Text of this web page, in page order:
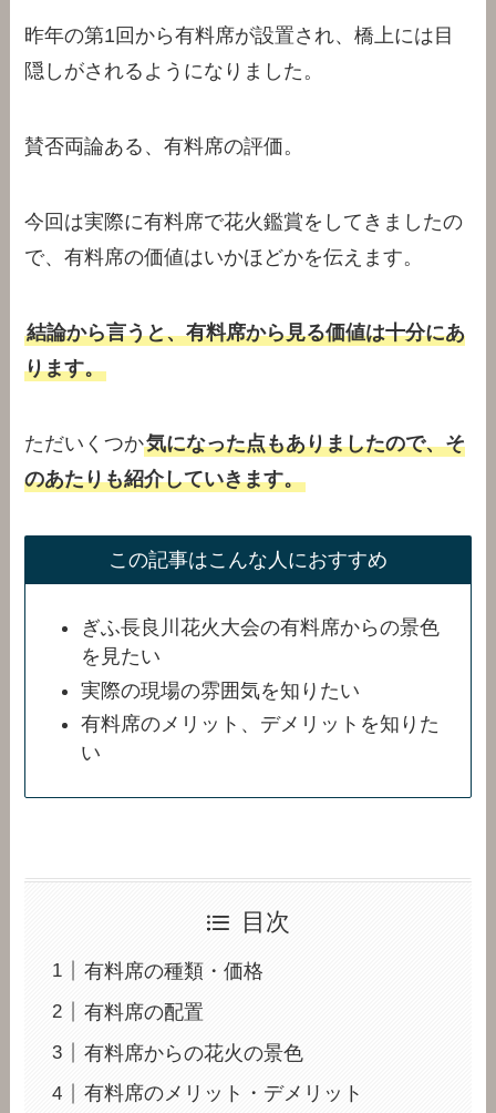
昨年の第1回から有料席が設置され、橋上には目
隠しがされるようになりました。
賛否両論ある、有料席の評価。
今回は実際に有料席で花火鑑賞をしてきましたの
で、有料席の価値はいかほどかを伝えます。
結論から言うと、有料席から見る価値は十分にあ
ります。
ただいくつか気になった点もありましたので、そ
のあたりも紹介していきます。
この記事はこんな人におすすめ
ぎふ長良川花火大会の有料席からの景色
を見たい
実際の現場の雰囲気を知りたい
有料席のメリット、デメリットを知りた
い
目次
有料席の種類・価格
有料席の配置
有料席からの花火の景色
有料席のメリット・デメリット